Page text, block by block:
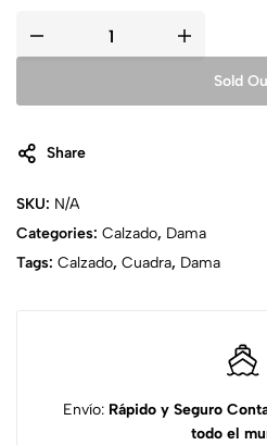
Sold
Share
SKU: N/A
Categories: Calzado, Dama
Tags: Calzado, Cuadra, Dama
Envío: Rápido y Seguro
todo el